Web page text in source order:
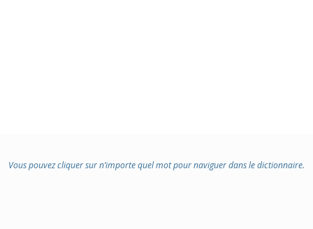
Vous pouvez cliquer sur n’importe quel mot pour naviguer dans le dictionnaire.